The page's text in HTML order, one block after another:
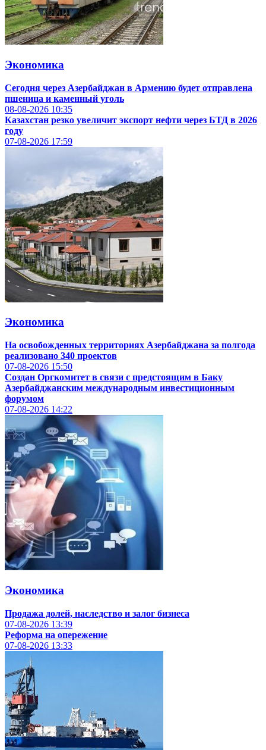
Экономика
Сегодня через Азербайджан в Армению будет отправлена
пшеница и каменный уголь
08-08-2026 10:35
Казахстан резко увеличит экспорт нефти через БТД в 2026
году
07-08-2026 17:59
Экономика
На освобожденных территориях Азербайджана за полгода
реализовано 340 проектов
07-08-2026 15:50
Создан Оргкомитет в связи с предстоящим в Баку
Азербайджанским международным инвестиционным
форумом
07-08-2026 14:22
Экономика
Продажа долей, наследство и залог бизнеса
07-08-2026 13:39
Реформа на опережение
07-08-2026 13:33